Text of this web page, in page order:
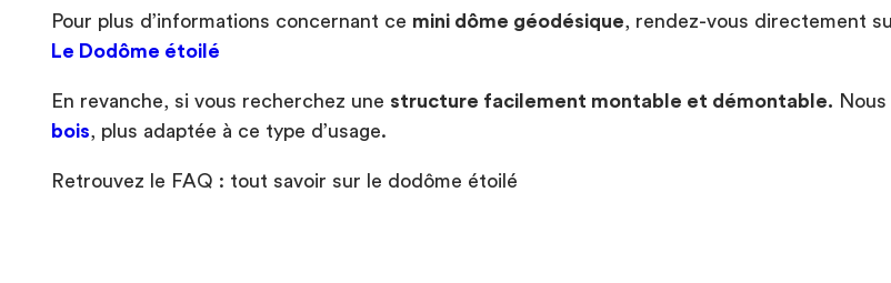
Pour plus d’informations concernant ce mini dôme géodésique , rendez-vous directement
Le Dodôme étoilé
En revanche, si vous recherchez une structure facilement montable et démontable.
bois , plus adaptée à ce type d’usage.
Retrouvez le FAQ : tout savoir sur le dodôme étoilé